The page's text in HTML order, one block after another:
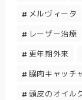
メルヴィータ
レーザー治療
更年期外来
脇肉キャッチ
頭皮のオイル